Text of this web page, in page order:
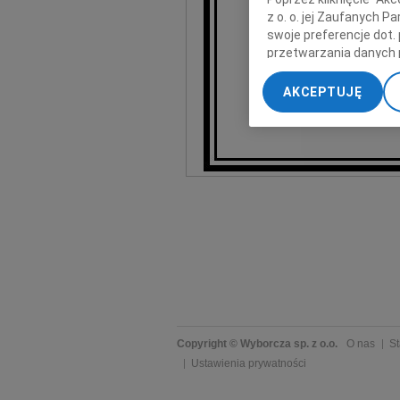
Copyright © Wyborcza sp. z o.o. O nas
Ustawienia prywatności
z o. o. jej Zaufanych
swoje preferencje dot.
przetwarzania danych
„Ustawienia
My, nasi Zaufani
dokładnych danych
Przechowywanie
treści, badnie
AKCEPTUJĘ